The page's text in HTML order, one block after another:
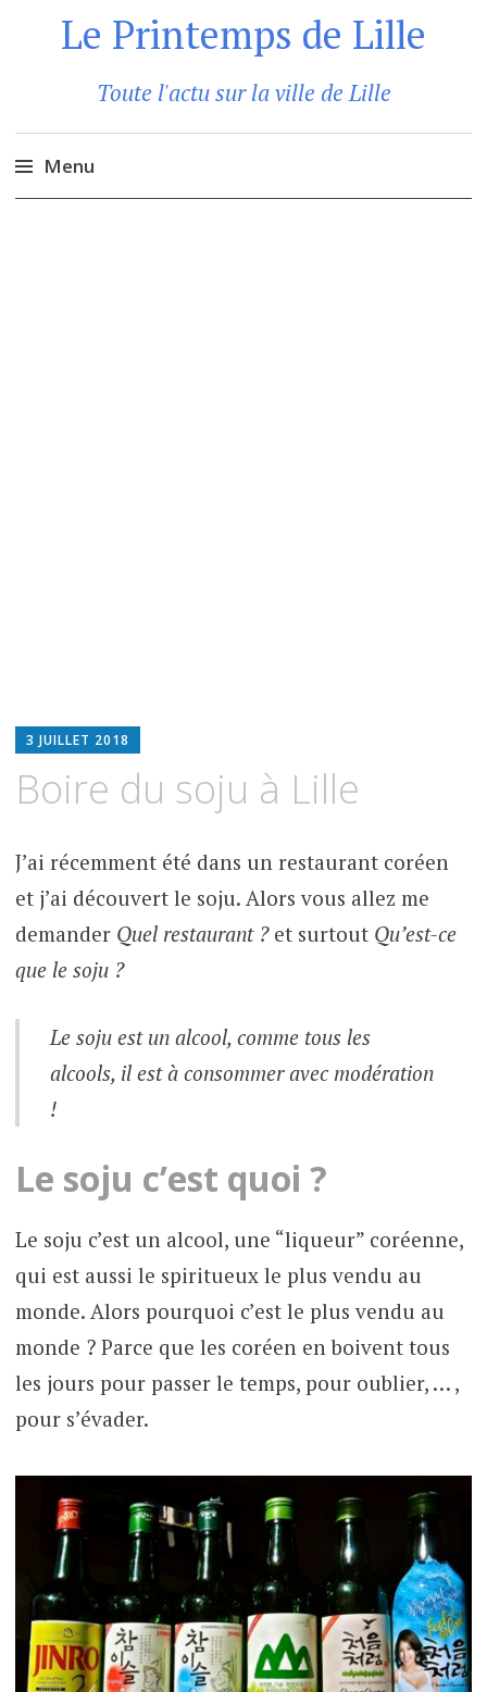
Le Printemps de Lille
Toute l'actu sur la ville de Lille
Menu
3 JUILLET 2018
Boire du soju à Lille
J’ai récemment été dans un restaurant coréen
et j’ai découvert le soju. Alors vous allez me
demander Quel restaurant ?et surtout Qu’est-ce
que le soju ?
Le soju est un alcool, comme tous les
alcools, il est à consommer avec modération
!
Le soju c’est quoi ?
Le soju c’est un alcool, une “liqueur” coréenne,
qui est aussi le spiritueux le plus vendu au
monde. Alors pourquoi c’est le plus vendu au
monde ? Parce que les coréen en boivent tous
les jours pour passer le temps, pour oublier, … ,
pour s’évader.